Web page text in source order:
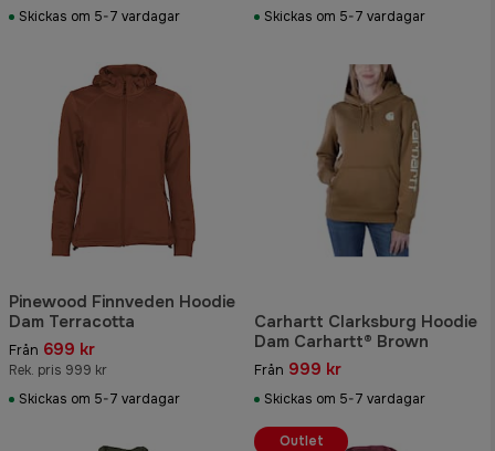
Skickas om 5-7 vardagar
Skickas om 5-7 vardagar
Pinewood Finnveden Hoodie
Dam Terracotta
Från 699 kr
Rek. pris 999 kr
Skickas om 5-7 vardagar
Carhartt Clarksburg Hoodie
Dam Carhartt® Brown
Från 999 kr
Skickas om 5-7 vardagar
Outlet